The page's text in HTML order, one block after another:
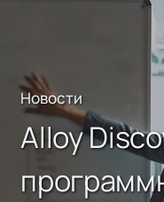
Новости
Alloy